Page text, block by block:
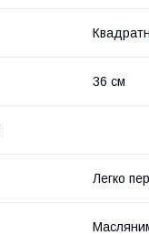
36 см
Легко